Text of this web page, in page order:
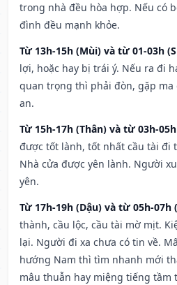
trong nhà đều hòa hợp. Nếu có
đình đều mạnh khỏe.
Từ 13h-15h (Mùi) và từ 01-03h
lợi, hoặc hay bị trái ý. Nếu ra đi
quan trọng thì phải đòn, gặp
an.
Từ 15h-17h (Thân) và từ 03h-
được tốt lành, tốt nhất cầu tài đi
Nhà cửa được yên lành. Người
yên.
Từ 17h-19h (Dậu) và từ 05h-07h
thành, cầu lộc, cầu tài mờ mịt.
lại. Người đi xa chưa có tin về.
hướng Nam thì tìm nhanh mới
mâu thuẫn hay miệng tiếng tầm